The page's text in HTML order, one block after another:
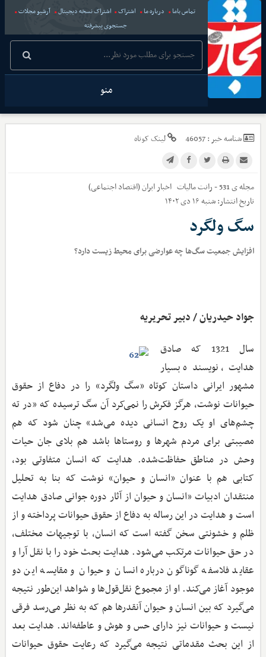
تماس باما درباره ما اشتراک اشتراک نسخه دیجیتال
آرشیو مجلات
جستجوی پیشرفته
منو
شناسه خبر :46057 لینک کوتاه
مجله ی 531 - رانت مالیات اخبارایران (اقتصاد اجتماعی)
تاریخ انتشار:شنبه ۱۶ دی ۱۴۰۲
سگ ولگرد
افزایش جمعیت سگ‌ها چه عوارضی برای محیط زیست دارد؟
جواد حیدریان / دبیر تحریریه
سال 1321 که صادق
هدایت، نویسنده بسیار
مشهور ایرانی داستان کوتاه «سگ ولگرد» را در دفاع از حقوق
حیوانات نوشت، هرگز فکرش را نمی‌کرد آن سگ ترسیده که «در ته
چشم‌های او یک روح انسانی دیده می‌شد» چنان شود که هم
مصیبتی برای مردم شهرها و روستاها باشد هم بلای جان حیات
وحش در مناطق حفاظت‌شده. هدایت که انسان متفاوتی بود،
کتابی هم با عنوان «انسان و حیوان» نوشت که بنا به تحلیل
منتقدان ادبیات «انسان و حیوان از آثار دوره جوانی صادق هدایت
است و هدایت در این رساله به دفاع از حقوق حیوانات پرداخته و از
ظلم و خشونتی سخن گفته است که انسان، با توجیهات مختلف،
در حق حیوانات مرتکب می‌شود. هدایت بحث خود را با نقل آرا و
عقاید فلاسفه گوناگون درباره انسان و حیوان و مقایسه این دو
موجود آغاز می‌کند. او از مجموع نقل‌قول‌ها و شواهد این‌طور نتیجه
می‌گیرد که بین انسان و حیوان آنقدرها هم که به نظر می‌رسد فرقی
نیست و حیوانات نیز دارای حس و هوش و عاطفه‌اند. هدایت بعد
از این بحث مقدماتی نتیجه می‌گیرد که رعایت حقوق حیوانات